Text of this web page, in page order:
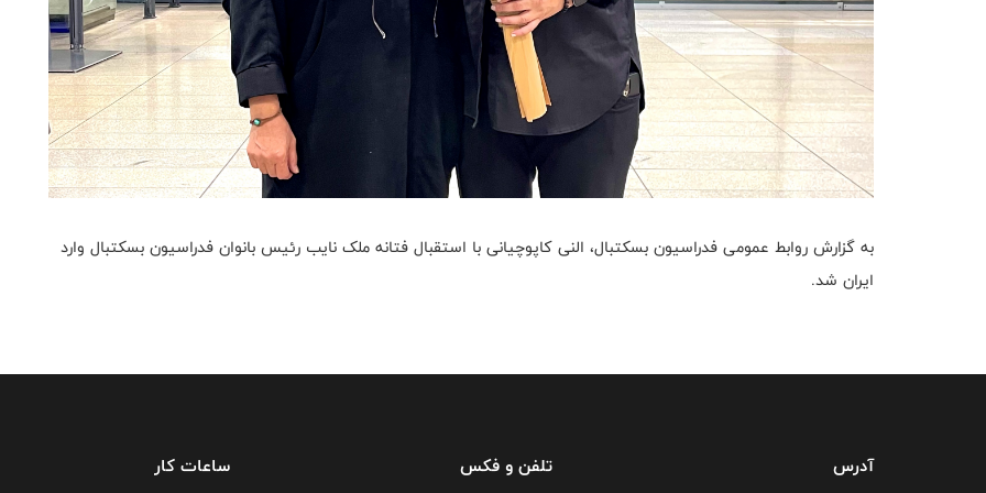
به گزارش روابط عمومی فدراسیون بسکتبال، النی کاپوچیانی با استقبال فتانه ملک نایب رئیس بانوان فدراسیون بسکتبال وارد
ایران شد.
آدرس تلفن و فکس ساعات کار